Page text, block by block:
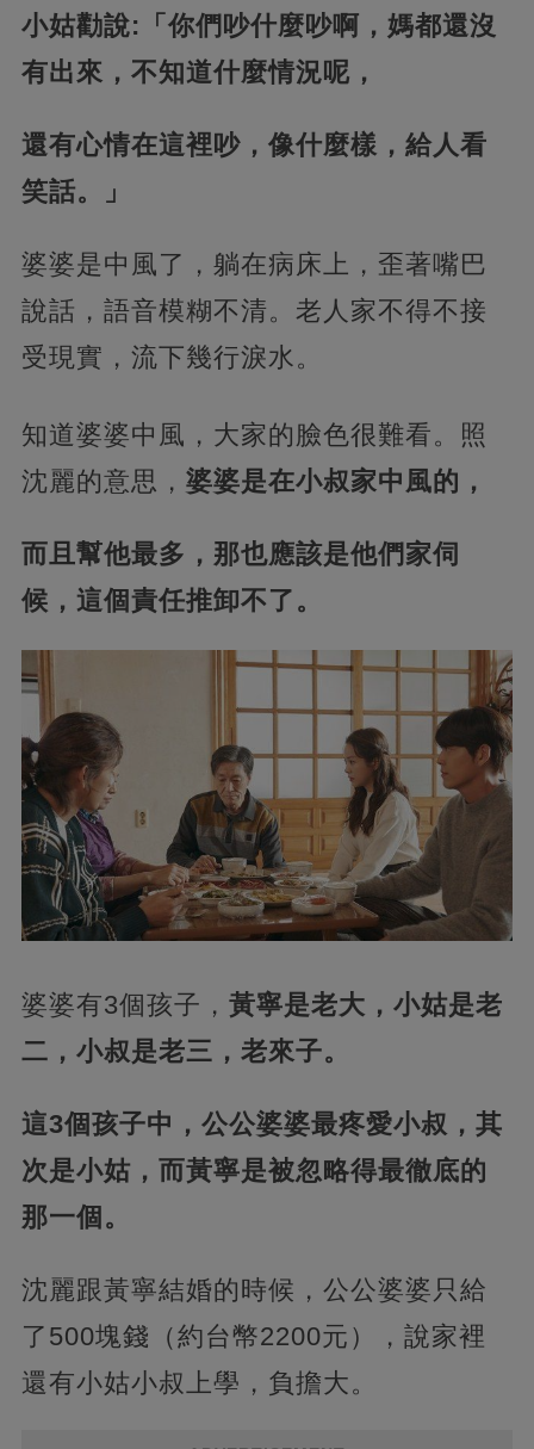
小姑勸說:「你們吵什麼吵啊，媽都還沒
有出來，不知道什麼情況呢，
還有心情在這裡吵，像什麼樣，給人看
笑話。」
婆婆是中風了，躺在病床上，歪著嘴巴
說話，語音模糊不清。老人家不得不接
受現實，流下幾行淚水。
知道婆婆中風，大家的臉色很難看。照
沈麗的意思， 婆婆是在小叔家中風的，
而且幫他最多，那也應該是他們家伺
候，這個責任推卸不了。
婆婆有3個孩子， 黃寧是老大，小姑是老
二，小叔是老三，老來子。
這3個孩子中，公公婆婆最疼愛小叔，其
次是小姑，而黃寧是被忽略得最徹底的
那一個。
沈麗跟黃寧結婚的時候，公公婆婆只給
了500塊錢（約台幣2200元），說家裡
還有小姑小叔上學，負擔大。